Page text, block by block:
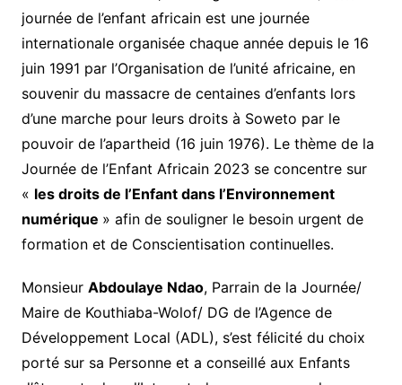
journée de l’enfant africain est une journée
internationale organisée chaque année depuis le 16
juin 1991 par l’Organisation de l’unité africaine, en
souvenir du massacre de centaines d’enfants lors
d’une marche pour leurs droits à Soweto par le
pouvoir de l’apartheid (16 juin 1976). Le thème de la
Journée de l’Enfant Africain 2023 se concentre sur
« les droits de l’Enfant dans l’Environnement
numérique » afin de souligner le besoin urgent de
formation et de Conscientisation continuelles.
Monsieur Abdoulaye Ndao, Parrain de la Journée/
Maire de Kouthiaba-Wolof/ DG de l’Agence de
Développement Local (ADL), s’est félicité du choix
porté sur sa Personne et a conseillé aux Enfants